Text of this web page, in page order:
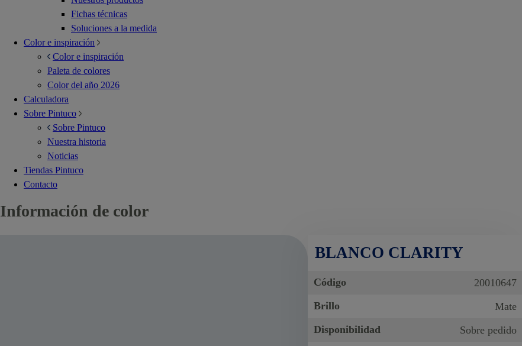
Fichas técnicas
Soluciones a la medida
Color e inspiración
Color e inspiración
Paleta de colores
Color del año 2026
Calculadora
Sobre Pintuco
Sobre Pintuco
Nuestra historia
Noticias
Tiendas Pintuco
Contacto
Información de color
BLANCO CLARITY
Código
20010647
Brillo
Mate
Disponibilidad
Sobre pedido